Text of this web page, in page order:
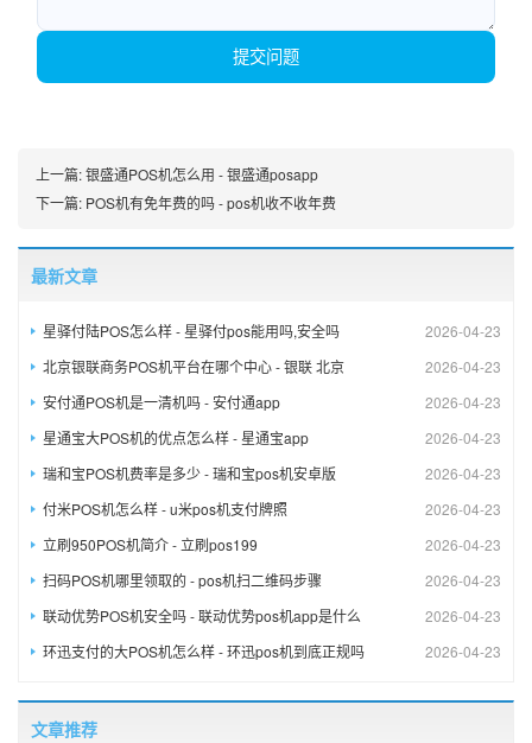
提交问题
上一篇:银盛通POS机怎么用 - 银盛通posapp
下一篇: POS机有免年费的吗 - pos机收不收年费
最新文章
2026-04-23
星驿付陆POS怎么样 - 星驿付pos能用吗,安全吗
2026-04-23
北京银联商务POS机平台在哪个中心 - 银联 北京
2026-04-23
安付通POS机是一清机吗 - 安付通app
2026-04-23
星通宝大POS机的优点怎么样 - 星通宝app
2026-04-23
瑞和宝POS机费率是多少 - 瑞和宝pos机安卓版
2026-04-23
付米POS机怎么样 - u米pos机支付牌照
2026-04-23
立刷950POS机简介 - 立刷pos199
2026-04-23
扫码POS机哪里领取的 - pos机扫二维码步骤
2026-04-23
联动优势POS机安全吗 - 联动优势pos机app是什么
2026-04-23
环迅支付的大POS机怎么样 - 环迅pos机到底正规吗
文章推荐